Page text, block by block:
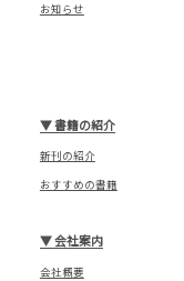
お知らせ
▼書籍の紹介
新刊の紹介
おすすめの書籍
▼会社案内
会社概要